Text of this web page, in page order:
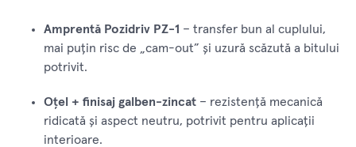
Amprentă Pozidriv PZ-1 – transfer bun al cuplului,
mai puțin risc de „cam-out” și uzură scăzută a bitului
potrivit.
Oțel + finisaj galben-zincat – rezistență mecanică
ridicată și aspect neutru, potrivit pentru aplicații
interioare.